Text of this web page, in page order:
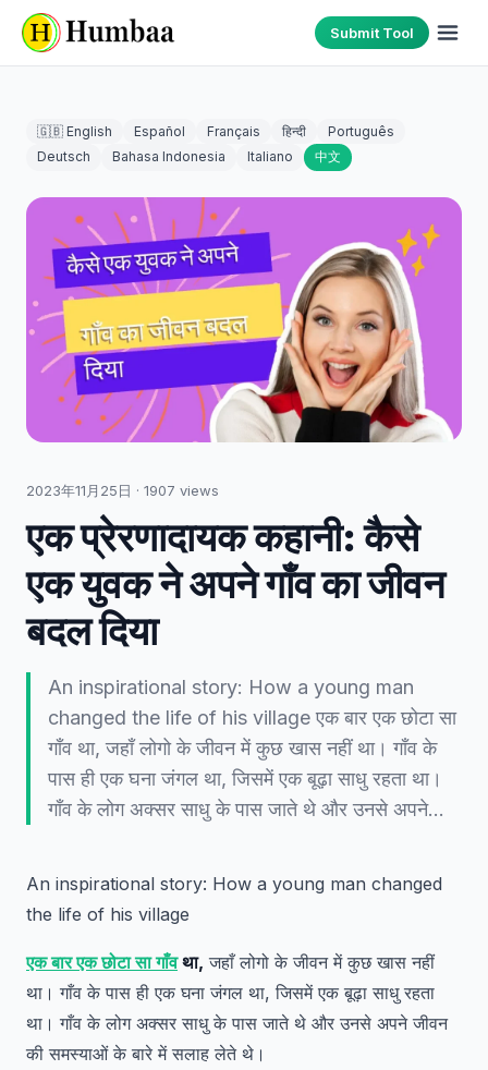
Submit Tool
🇬🇧 English Español Français हिन्दी
Português
Deutsch
Bahasa Indonesia Italiano 中文
2023年11月25日 · 1907 views
एक प्रेरणादायक कहानी: कैसे
एक युवक ने अपने गाँव का जीवन
बदल दिया
An inspirational story: How a young man
changed the life of his village एक बार एक छोटा सा
गाँव था, जहाँ लोगो के जीवन में कुछ खास नहीं था। गाँव के
पास ही एक घना जंगल था, जिसमें एक बूढ़ा साधु रहता था।
गाँव के लोग अक्सर साधु के पास जाते थे और उनसे अपने…
An inspirational story: How a young man changed
the life of his village
एक बार एक छोटा सा गाँवथा, जहाँ लोगो के जीवन में कुछ खास नहीं
था। गाँव के पास ही एक घना जंगल था, जिसमें एक बूढ़ा साधु रहता
था। गाँव के लोग अक्सर साधु के पास जाते थे और उनसे अपने जीवन
की समस्याओं के बारे में सलाह लेते थे।